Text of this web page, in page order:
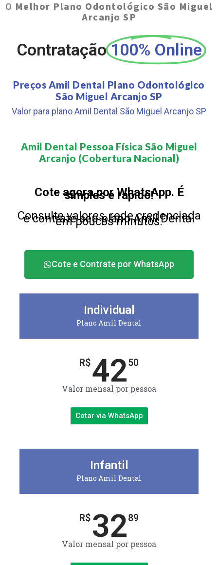
O Melhor Plano Odontológico São Miguel
Arcanjo SP
Contratação 100% Online
Preços Amil Dental Plano Odontológico
São Miguel Arcanjo SP
Valor para plano Amil Dental São Miguel Arcanjo SP
Amil Dental Pessoa Física São Miguel
Arcanjo (Cobertura Nacional)​
Cote agora por WhatsApp. É
simples e rápido!
Consulte valores, rede credenciada
e contrate seu plano Amil Dental
em poucos minutos.
Cote e Contrate por WhatsApp
Individual
Plano Amil Dental
R$4250
Valor mensal por pessoa
Cotar via WhatsApp
Infantil
Plano Amil Dental
R$ 3289
Valor mensal por pessoa